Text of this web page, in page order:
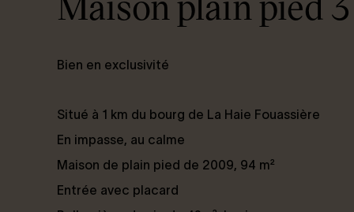
Bien en exclusivité
Situé à 1 km du bourg de La Haie Fouassière
En impasse, au calme
Maison de plain pied de 2009, 94 m²
Entrée avec placard